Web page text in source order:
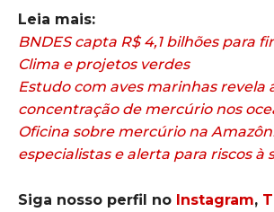
Leia mais:
BNDES capta R$ 4,1 bilhões para
Clima e projetos verdes
Estudo com aves marinhas revela
concentração de mercúrio nos
Oficina sobre mercúrio na
especialistas e alerta para riscos à
Siga nosso perfil no Instagram,